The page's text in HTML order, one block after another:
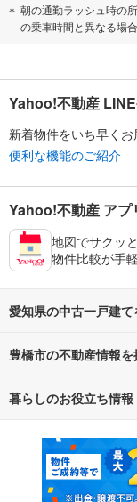
朝の通勤ラッシュ時の
の乗車時間と異なる場合
Yahoo!不動産
新着物件をいち早くお
便利な機能のご紹介
Yahoo!不動産 アプ
地図でサクッ
物件比較が手
愛知県の中古一戸建
路線・駅から探す
通勤・通学時間から
豊橋市の不動産情報を
不動産・住宅
新築マンション
新築一戸建て
暮らしのお役立ち情報
マンションカタログ